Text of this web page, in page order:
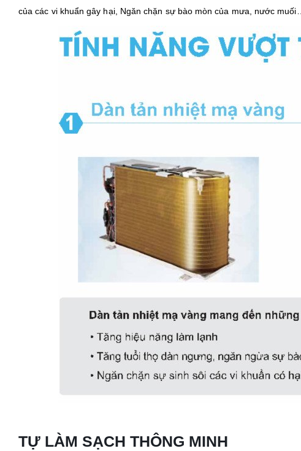
của các vi khuẩn gây hại, Ngăn chặn sự bào mòn của mưa, nước muối…
TỰ LÀM SẠCH THÔNG MINH